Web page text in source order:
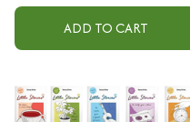
ADD TO CART